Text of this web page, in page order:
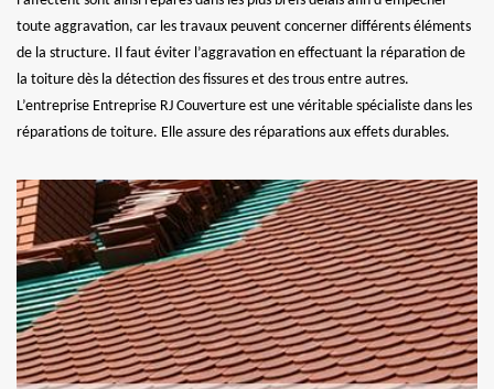
toute aggravation, car les travaux peuvent concerner différents éléments
de la structure. Il faut éviter l’aggravation en effectuant la réparation de
la toiture dès la détection des fissures et des trous entre autres.
L’entreprise Entreprise RJ Couverture est une véritable spécialiste dans les
réparations de toiture. Elle assure des réparations aux effets durables.